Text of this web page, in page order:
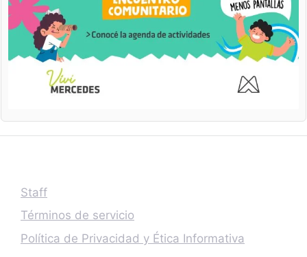
Staff
Términos de servicio
Política de Privacidad y Ética Informativa